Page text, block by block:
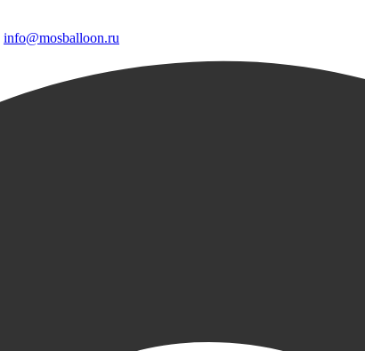
info@mosballoon.ru